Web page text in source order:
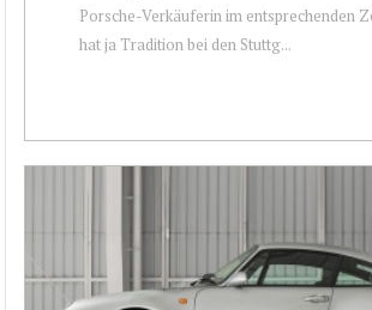
Porsche-Verkäuferin im entsprechenden
hat ja Tradition bei den Stuttg...